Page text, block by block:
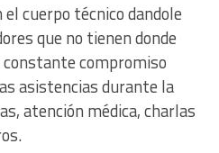
cuerpo técnico dandole
que no tienen donde
compromiso
asistencias durante la
atención médica, charlas